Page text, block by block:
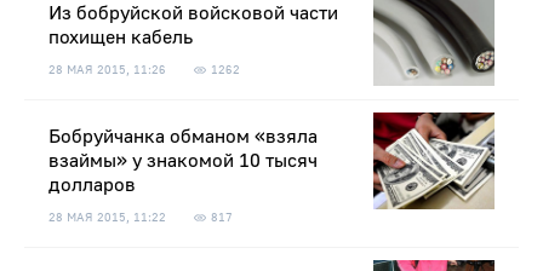
Из бобруйской войсковой части
похищен кабель
28 МАЯ 2015, 11:26 1262
Бобруйчанка обманом «взяла
взаймы» у знакомой 10 тысяч
долларов
28 МАЯ 2015, 11:22 817